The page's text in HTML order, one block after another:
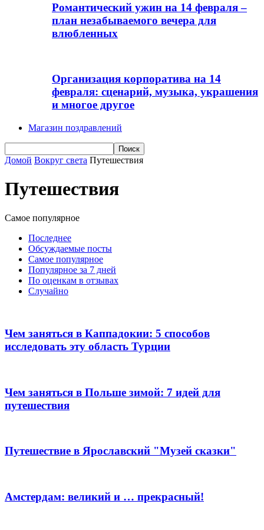
Романтический ужин на 14 февраля –
план незабываемого вечера для
влюбленных
Организация корпоратива на 14
февраля: сценарий, музыка, украшения
и многое другое
Магазин поздравлений
Домой Вокруг света Путешествия
Путешествия
Самое популярное
Последнее
Обсуждаемые посты
Самое популярное
Популярное за 7 дней
По оценкам в отзывах
Случайно
Чем заняться в Каппадокии: 5 способов
исследовать эту область Турции
Чем заняться в Польше зимой: 7 идей для
путешествия
Путешествие в Ярославский "Музей сказки"
Амстердам: великий и … прекрасный!